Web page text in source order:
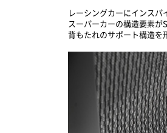
レーシングカーにインスパ
スーパーカーの構造要素が
背もたれのサポート構造を